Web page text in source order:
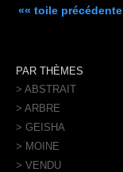
«« toile précédente
PAR THÈMES
> ABSTRAIT
> ARBRE
> GEISHA
> MOINE
> VENDU